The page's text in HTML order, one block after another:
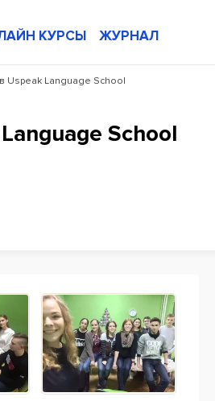
КУРСЫ ЖУРНАЛ
Uspeak Language School
School